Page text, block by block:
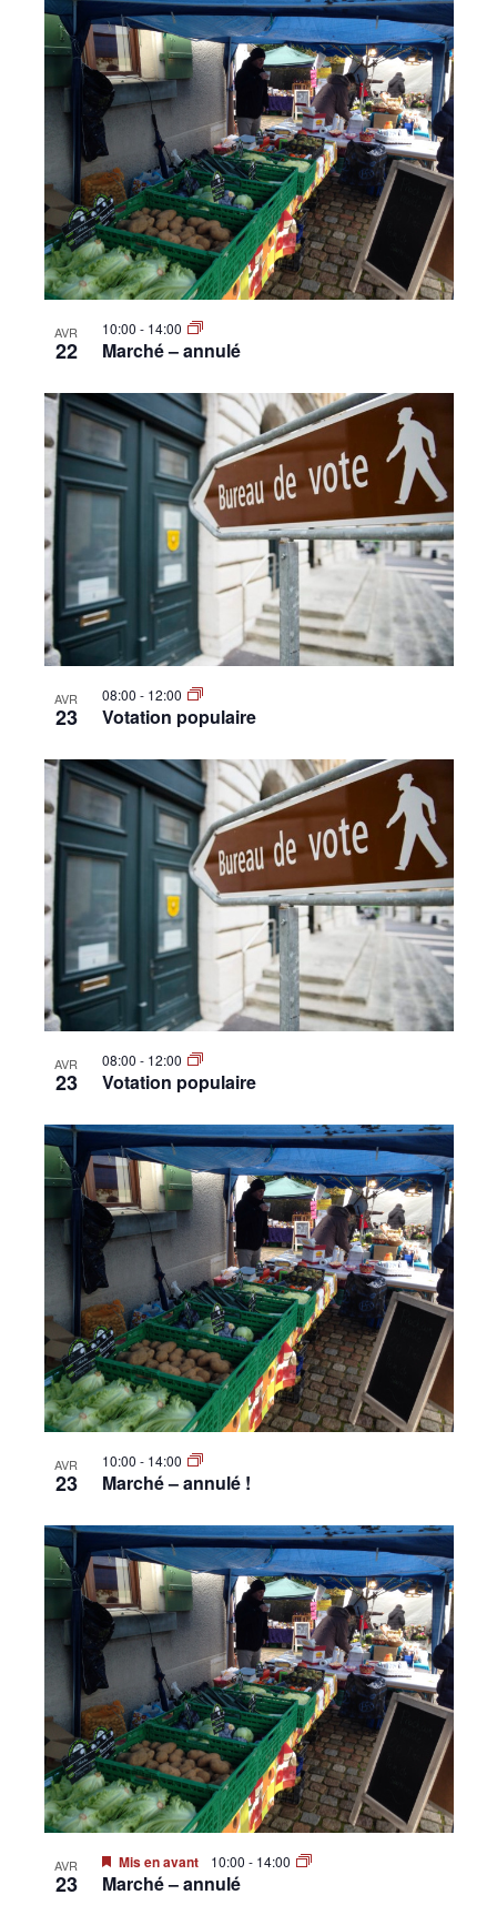
AVR
22
10:00 - 14:00
Marché – annulé
AVR
23
08:00 - 12:00
Votation populaire
AVR
23
08:00 - 12:00
Votation populaire
AVR
23
10:00 - 14:00
Marché – annulé !
AVR
23
Mis en avant 10:00 - 14:00
Marché – annulé